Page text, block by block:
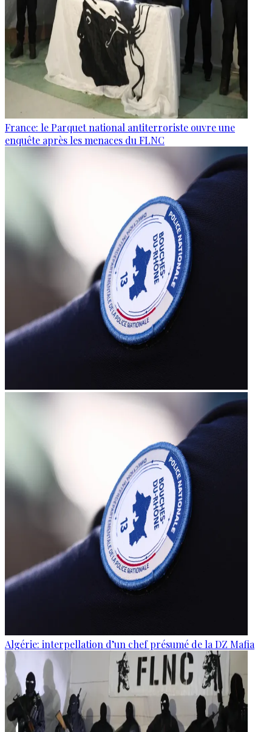
France: le Parquet national antiterroriste ouvre une
enquête après les menaces du FLNC
Algérie: interpellation d’un chef présumé de la DZ Mafia